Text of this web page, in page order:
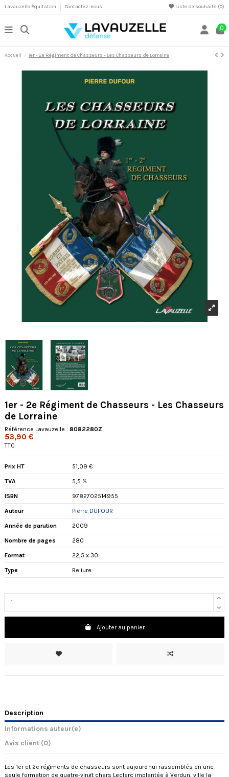
Lavauzelle Équitation Contactez-nous Liste de souhaits (0)
0
Accueil 1er - 2e Régiment de Chasseurs - Les Chasseurs de Lorraine
1er - 2e Régiment de Chasseurs - Les Chasseurs
de Lorraine
Référence Lavauzelle : 8082280Z
53,90 €
TTC
Prix HT 51,09 €
TVA 5,5 %
ISBN 9782702514955
Auteur Pierre DUFOUR
Année de parution 2009
Nombre de pages 280
Format 22,5 x 30
Type Reliure
Ajouter au panier
Description
Informations auteur(e)
Avis client (0)
Les 1er et 2e régiments de chasseurs sont aujourd'hui rassemblés en une
seule formation de quatre-vingt chars Leclerc implantée à Verdun, ville la